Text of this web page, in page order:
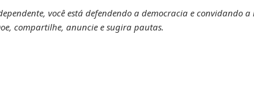
você está defendendo a democracia e convidando
compartilhe, anuncie e sugira pautas.